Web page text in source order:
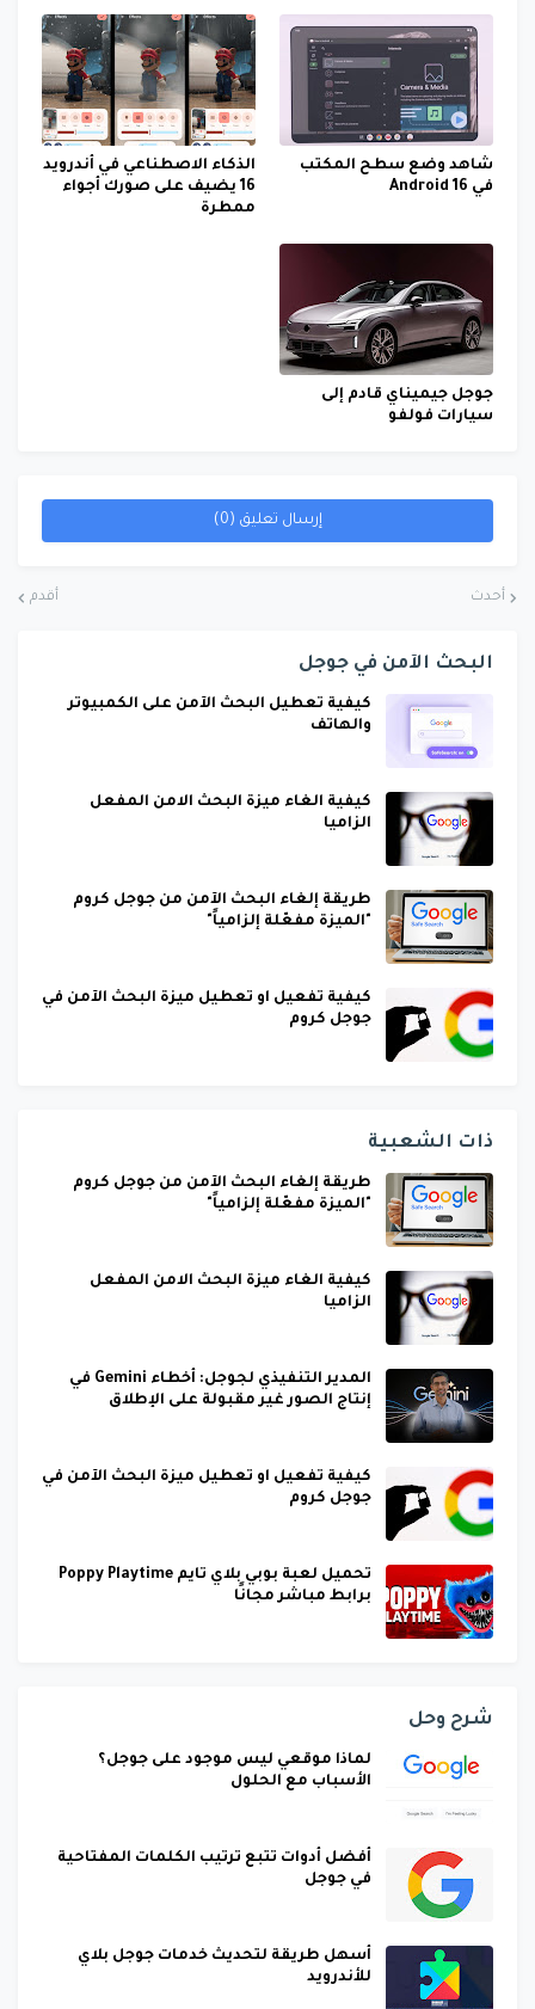
شاهد وضع سطح المكتب
في Android 16
الذكاء الاصطناعي في أندرويد
16 يضيف على صورك أجواء
ممطرة
جوجل جيميناي قادم إلى
سيارات فولفو
إرسال تعليق (0)
أحدث أقدم
البحث الآمن في جوجل
كيفية تعطيل البحث الآمن على الكمبيوتر
والهاتف
كيفية الغاء ميزة البحث الامن المفعل
الزاميا
طريقة إلغاء البحث الآمن من جوجل كروم
"الميزة مفعّلة إلزامياً"
كيفية تفعيل او تعطيل ميزة البحث الآمن في
جوجل كروم
ذات الشعبية
طريقة إلغاء البحث الآمن من جوجل كروم
"الميزة مفعّلة إلزامياً"
كيفية الغاء ميزة البحث الامن المفعل
الزاميا
المدير التنفيذي لجوجل: أخطاء Gemini في
إنتاج الصور غير مقبولة على الإطلاق
كيفية تفعيل او تعطيل ميزة البحث الآمن في
جوجل كروم
تحميل لعبة بوبي بلاي تايم Poppy Playtime
برابط مباشر مجانًا
شرح وحل
لماذا موقعي ليس موجود على جوجل؟
الأسباب مع الحلول
أفضل أدوات تتبع ترتيب الكلمات المفتاحية
في جوجل
أسهل طريقة لتحديث خدمات جوجل بلاي
للأندرويد